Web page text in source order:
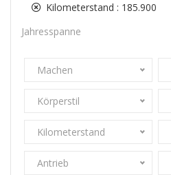
Kilometerstand : 185.900
Jahresspanne
Machen
Körperstil
Kilometerstand
Antrieb